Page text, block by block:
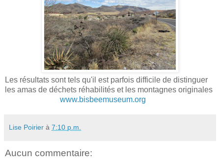
Les résultats sont tels qu'il est parfois difficile de distinguer
les amas de déchets réhabilités et les montagnes originales
www.bisbeemuseum.org
Lise Poirier à 7:10 p.m.
Aucun commentaire: